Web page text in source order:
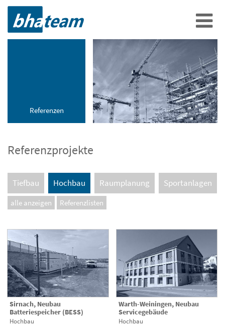
Referenzen
Referenzprojekte
Tiefbau Hochbau Raumplanung Sportanlagen
alle anzeigen Referenzlisten
Sirnach, Neubau
Batteriespeicher (BESS)
Hochbau
Warth-Weiningen, Neubau
Servicegebäude
Hochbau